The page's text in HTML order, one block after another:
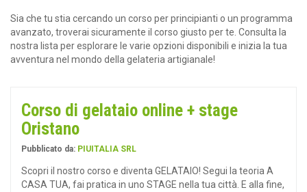
Sia che tu stia cercando un corso per principianti o un programma
avanzato, troverai sicuramente il corso giusto per te. Consulta la
nostra lista per esplorare le varie opzioni disponibili e inizia la tua
avventura nel mondo della gelateria artigianale!
Corso di gelataio online + stage
Oristano
Pubblicato da: PIUITALIA SRL
Scopri il nostro corso e diventa GELATAIO! Segui la teoria A
CASA TUA, fai pratica in uno STAGE nella tua città. E alla fine,